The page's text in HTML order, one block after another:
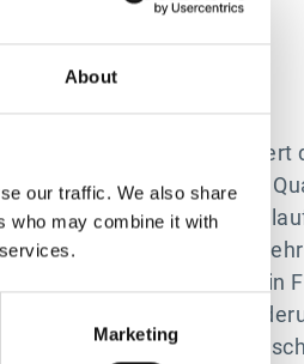
About
our traffic. We also share
who may combine it with
Marketing
aus.
Der Wert
im Vergleich zum ersten
die gesamte
in Deutschland ein
ab. Die Performance in
der bevorstehenden
wird jedoch